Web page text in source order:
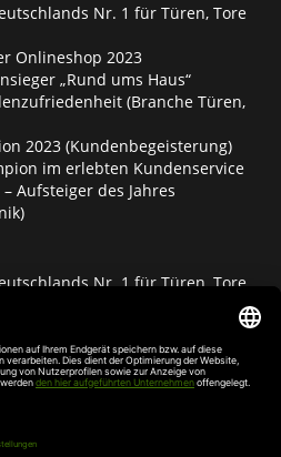
Nr. 1 für Türen, Tore
Onlineshop 2023
„Rund ums Haus“
(Branche Türen,
2023 (Kundenbegeisterung)
im erlebten Kundenservice
Aufsteiger des Jahres
Nr. 1 für Türen, Tore
Onlineshop 2022
„Rund ums Haus“
im erlebten Kundenservice
Gold-Rang (Türen, Tore &